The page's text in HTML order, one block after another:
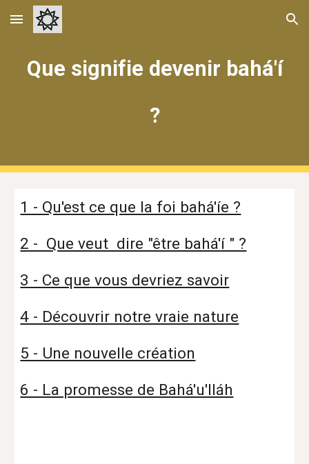
Skip to main content Skip to navigation
Que signifie devenir bahá'í
?
1 - Qu'est ce que la foi bahá'íe ?
2 - Que veut dire "être bahá'í " ?
3 - Ce que vous devriez savoir
4 - Découvrir notre vraie nature
5 - Une nouvelle création
6 - La promesse de Bahá'u'lláh